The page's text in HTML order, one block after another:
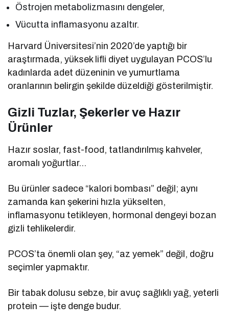
Östrojen metabolizmasını dengeler,
Vücutta inflamasyonu azaltır.
Harvard Üniversitesi’nin 2020’de yaptığı bir
araştırmada, yüksek lifli diyet uygulayan PCOS’lu
kadınlarda adet düzeninin ve yumurtlama
oranlarının belirgin şekilde düzeldiği gösterilmiştir.
Gizli Tuzlar, Şekerler ve Hazır
Ürünler
Hazır soslar, fast-food, tatlandırılmış kahveler,
aromalı yoğurtlar…
Bu ürünler sadece “kalori bombası” değil; aynı
zamanda kan şekerini hızla yükselten,
inflamasyonu tetikleyen, hormonal dengeyi bozan
gizli tehlikelerdir.
PCOS’ta önemli olan şey, “az yemek” değil, doğru
seçimler yapmaktır.
Bir tabak dolusu sebze, bir avuç sağlıklı yağ, yeterli
protein — işte denge budur.